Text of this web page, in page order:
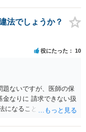
のか？ ★性行為について
ょう ③DNA鑑定をして事
しており、こちらの子
のも一つの選択肢にな
料請求の根拠はないで
などに該当することは
くるようでしたら、代
せてしまうというやり
にしたトラブルも多くあ
をしてくるようであれ
法でしょうか？
役にたった 10
題ないですが、医師の保
なりに 請求できない扱
になることはないです